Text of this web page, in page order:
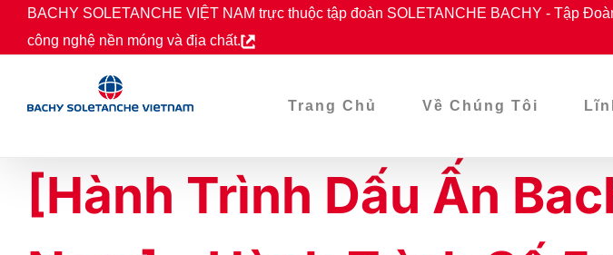
SkipBACHY SOLETANCHE VIỆT NAM trực thuộc tập đoàn SOLETANCHE BACHY - Tập
công nghệ nền móng và địa chất.
Trang Chủ Về Chúng Tôi
[Hành Trình Dấu Ấn